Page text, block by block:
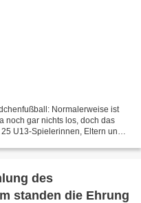
Normalerweise ist
noch gar nichts los, doch das
U13-Spielerinnen, Eltern und
des
standen die Ehrung